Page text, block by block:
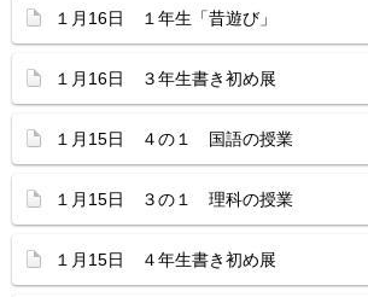
１月16日 １年生「昔遊び」
１月16日 ３年生書き初め展
１月15日 ４の１ 国語の授業
１月15日 ３の１ 理科の授業
１月15日 ４年生書き初め展